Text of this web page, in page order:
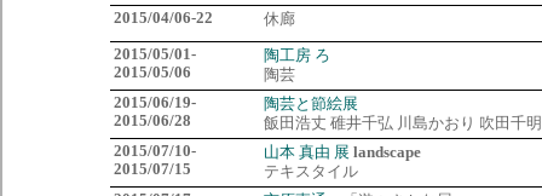
2015/04/06-22
休廊
2015/05/01-
2015/05/06
陶工房 ろ
陶芸
2015/06/19-
2015/06/28
陶芸と節絵展
飯田浩丈 碓井千弘 川島かおり 吹田千
2015/07/10-
2015/07/15
山本 真由 展 landscape
テキスタイル